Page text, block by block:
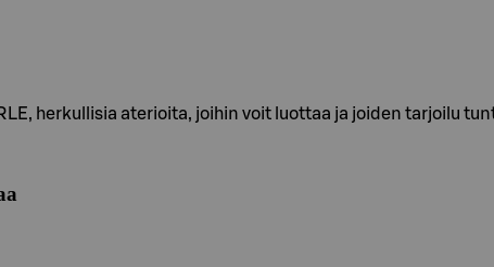
herkullisia aterioita, joihin voit luottaa ja joiden tarjoilu